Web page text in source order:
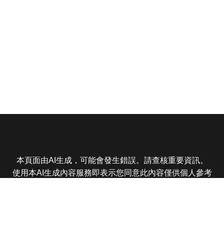
本頁面由AI生成，可能會發生錯誤。請查核重要資訊。
使用本AI生成內容服務即表示您同意此內容僅供個人參考